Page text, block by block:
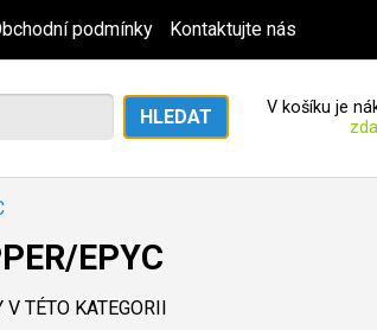
podmínky Kontaktujte nás
V košíku je
EPYC
TÉTO KATEGORII